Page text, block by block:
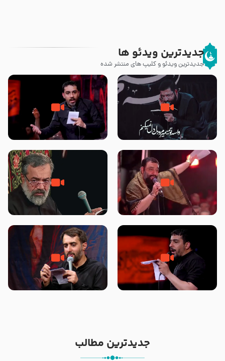
جدیدترین ویدئو ها
جدیدترین ویدئو و کلیپ های منتشر شده
مصداق کربلا – حاج حسین سیب
سرخی
شور ، حسینا! به‌ حق زهرا «أُنْظُرْ
إِلَینا» – عزاداری شب هفتم ماه
جانا جانا ابی عبدالله – کربلایی جواد
مقدم – شب هشتم محرم 1448 –
مادر منم مثل تو خمیدم – حاج
محمود کریمی – شهادت حضرت
هیئت رایة العباس علیه السلام
تک ، عبّاس، صاحب دل‌هاست –
حاج حنیف طاهری – عزاداری شب
من غلام نوکراتم من عاشق کربلاتم
– شور زمینه – شب هفتم – محرم
جدیدترین مطالب